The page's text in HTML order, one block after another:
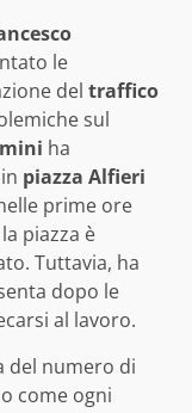
le
del traffico
sul
ha
in piazza Alfieri
prime ore
piazza è
Tuttavia, ha
dopo le
al lavoro.
del numero di
come ogni